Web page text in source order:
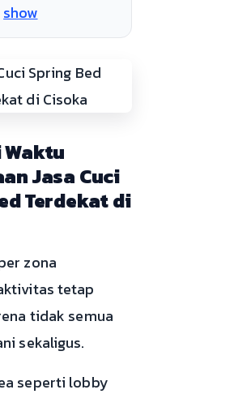
show
Jasa Cuci
Terdekat di
zona
tetap
tidak semua
sekaligus.
seperti lobby